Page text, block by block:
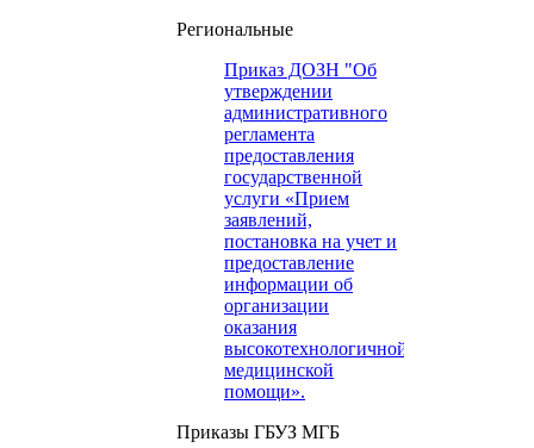
Региональные
Приказ ДОЗН "Об
утверждении
административного
регламента
предоставления
государственной
услуги «Прием
заявлений,
постановка на учет и
предоставление
информации об
организации
оказания
высокотехнологичной
медицинской
помощи».
Приказы ГБУЗ МГБ